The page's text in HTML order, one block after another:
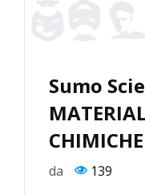
Sumo
da
139